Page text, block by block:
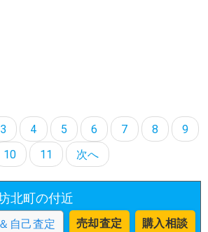
3 4 5 6 7 8
9
10
11 次へ
北町の付近
自己査定 売却査定 購入相談